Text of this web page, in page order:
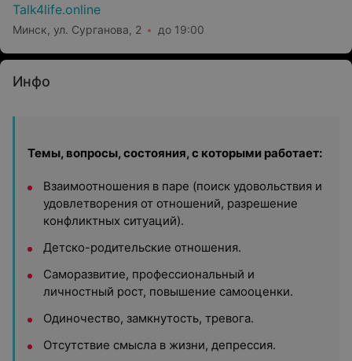
Talk4life.online
Минск, ул. Сурганова, 2 до 19:00
Инфо
Темы, вопросы, состояния, с которыми работает:
Взаимоотношения в паре (поиск удовольствия и
удовлетворения от отношений, разрешение
конфликтных ситуаций).
Детско-родительские отношения.
Саморазвитие, профессиональный и
личностный рост, повышение самооценки.
Одиночество, замкнутость, тревога.
Отсутствие смысла в жизни, депрессия.